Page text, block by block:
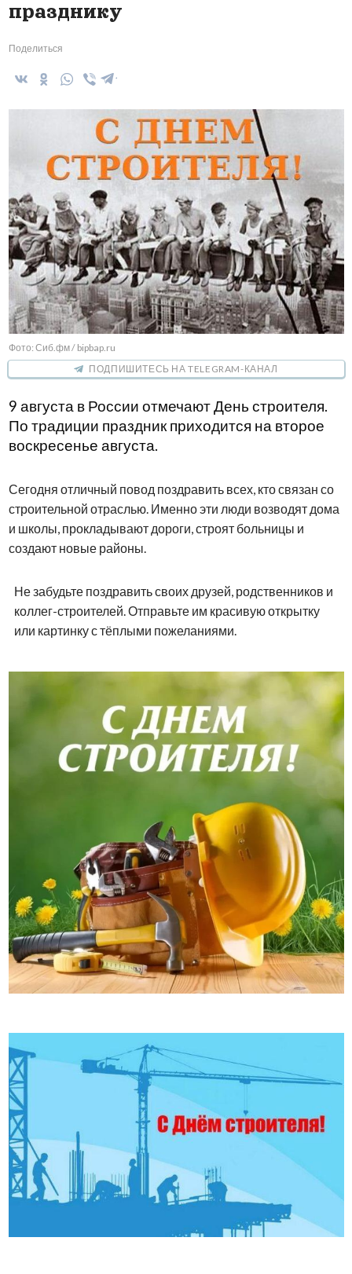
празднику
Поделиться
Фото: Сиб.фм / bipbap.ru
ПОДПИШИТЕСЬ НА TELEGRAM-КАНАЛ
9 августа в России отмечают День строителя.
По традиции праздник приходится на второе
воскресенье августа.
Сегодня отличный повод поздравить всех, кто связан со
строительной отраслью. Именно эти люди возводят дома
и школы, прокладывают дороги, строят больницы и
создают новые районы.
Не забудьте поздравить своих друзей, родственников и
коллег-строителей. Отправьте им красивую открытку
или картинку с тёплыми пожеланиями.